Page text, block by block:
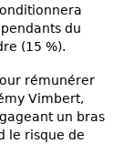
du
(15 %).
rémunérer
Vimbert,
un bras
le risque de